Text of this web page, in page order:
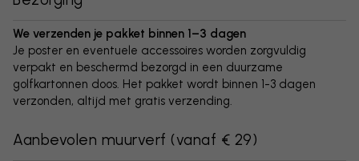
We verzenden je pakket binnen 1–3 dagen
Je poster en eventuele accessoires worden zorgvuldig
verpakt en beschermd bezorgd in een duurzame
golfkartonnen doos. Het pakket wordt binnen 1-3 dagen
verzonden, altijd met gratis verzending.
Aanbevolen muurverf (vanaf € 29)